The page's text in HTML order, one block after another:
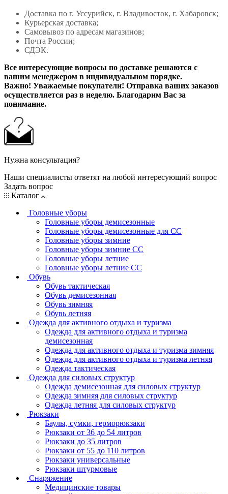
Доставка по г. Уссурийск, г. Владивосток, г. Хабаровск;
Курьерская доставка;
Самовывоз по адресам магазинов;
Почта России;
СДЭК.
Все интересующие вопросы по доставке решаются с
вашим менеджером в индивидуальном порядке.
Важно! Уважаемые покупатели! Отправка ваших заказов
осуществляется раз в неделю. Благодарим Вас за
понимание.
Нужна консультация?
Наши специалисты ответят на любой интересующий вопрос
Задать вопрос
Каталог
Головные уборы
Головные уборы демисезонные
Головные уборы демисезонные для СС
Головные уборы зимние
Головные уборы зимние СС
Головные уборы летние
Головные уборы летние СС
Обувь
Обувь тактическая
Обувь демисезонная
Обувь зимняя
Обувь летняя
Одежда для активного отдыха и туризма
Одежда для активного отдыха и туризма
демисезонная
Одежда для активного отдыха и туризма зимняя
Одежда для активного отдыха и туризма летняя
Одежда тактическая
Одежда для силовых структур
Одежда демисезонная для силовых структур
Одежда зимняя для силовых структур
Одежда летняя для силовых структур
Рюкзаки
Баулы, сумки, герморюкзаки
Рюкзаки от 36 до 54 литров
Рюкзаки до 35 литров
Рюкзаки от 55 до 110 литров
Рюкзаки универсальные
Рюкзаки штурмовые
Снаряжение
Медицинские товары